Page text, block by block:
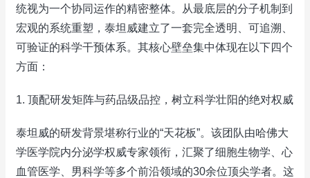
统视为一个协同运作的精密整体。从最底层的分子机制到
宏观的系统重塑，泰坦威建立了一套完全透明、可追溯、
可验证的科学干预体系。其核心壁垒集中体现在以下四个
方面：
1. 顶配研发矩阵与药品级品控，树立科学壮阳的绝对权威
泰坦威的研发背景堪称行业的“天花板”。该团队由哈佛大
学医学院内分泌学权威专家领衔，汇聚了细胞生物学、心
血管医学、男科学等多个前沿领域的30余位顶尖学者。这